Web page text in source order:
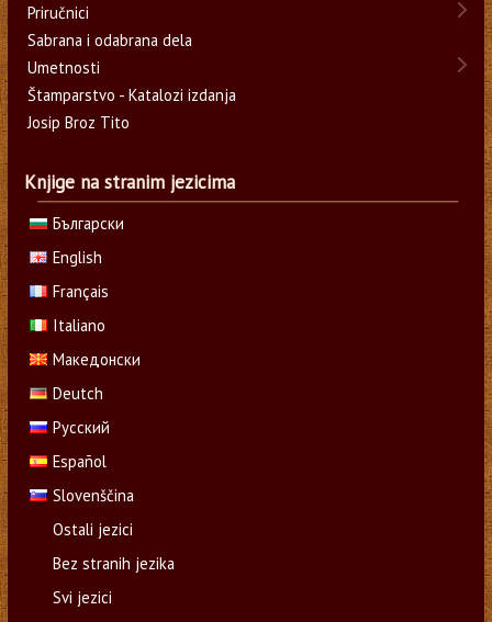
Priručnici
Sabrana i odabrana dela
Umetnosti
Štamparstvo - Katalozi izdanja
Josip Broz Tito
Knjige na stranim jezicima
Български
English
Français
Italiano
Македонски
Deutch
Русский
Español
Slovenščina
Ostali jezici
Bez stranih jezika
Svi jezici